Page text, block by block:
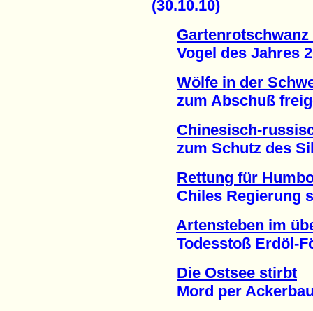
(30.10.10)
Vogel des Jahres
Wölfe in der
zum Abschuß
Chinesisch-
zum Schutz des
Rettung für
Chiles Regierung
Artensteben im
Todesstoß Erdöl-
Die Ostsee stirbt
Mord per Ackerbau